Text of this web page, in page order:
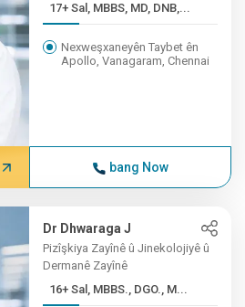
17+ Sal, MBBS, MD, DNB,...
Nexweşxaneyên Taybet ên
Apollo, Vanagaram, Chennai
bang Now
Dr Dhwaraga J
Pizîşkiya Zayînê û Jinekolojiyê û
Dermanê Zayînê
16+ Sal, MBBS., DGO., M...